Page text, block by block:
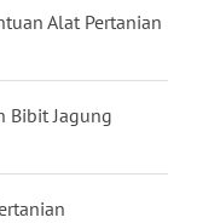
Alat Pertanian
Bibit Jagung